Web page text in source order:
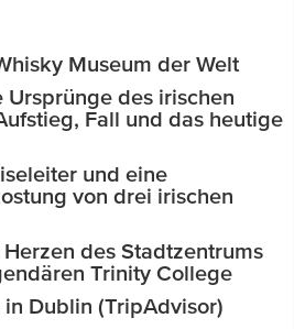
Museum der Welt
Ursprünge des irischen
Fall und das heutige
und eine
von drei irischen
des Stadtzentrums
Trinity College
Dublin (TripAdvisor)